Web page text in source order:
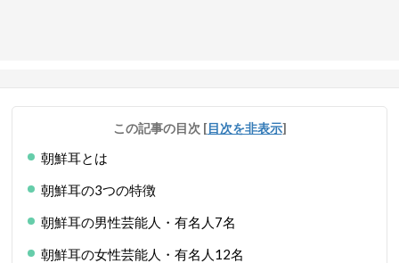
この記事の目次 [目次を非表示]
朝鮮耳とは
朝鮮耳の3つの特徴
朝鮮耳の男性芸能人・有名人7名
朝鮮耳の女性芸能人・有名人12名